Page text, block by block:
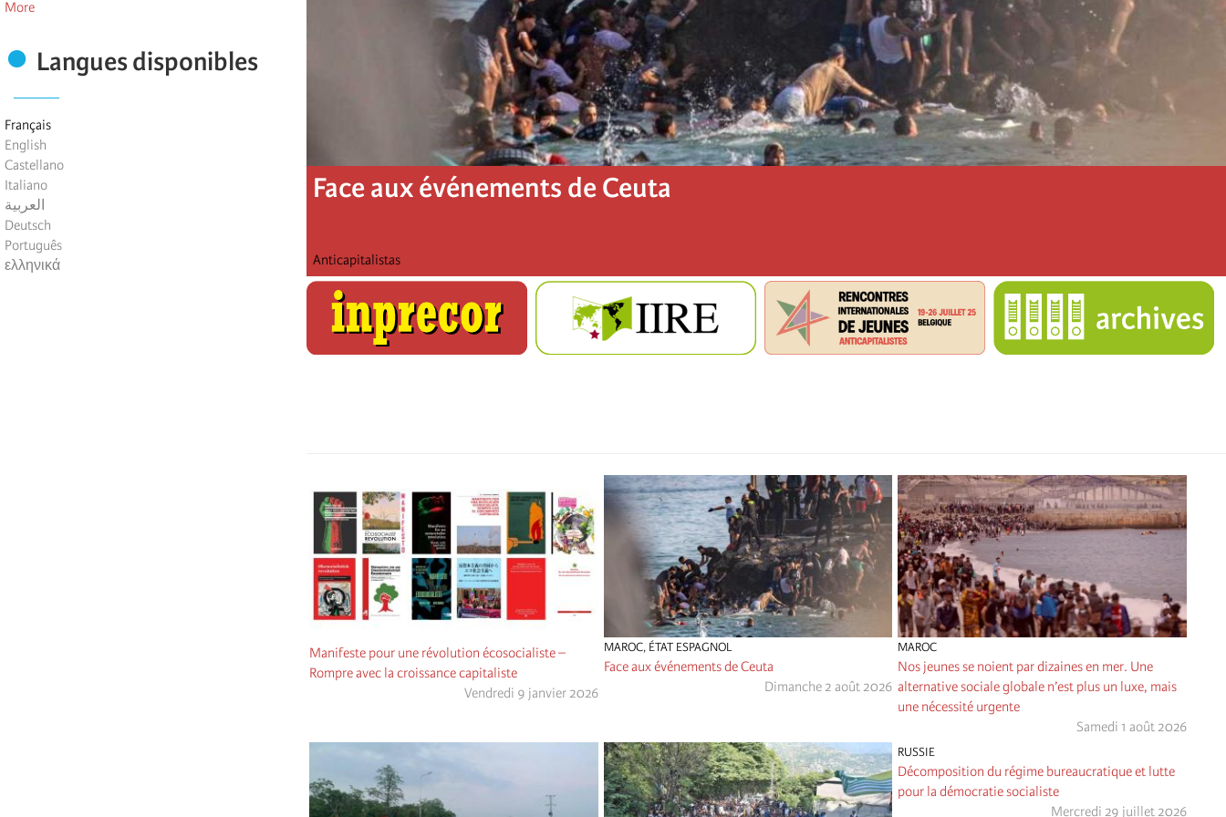
More
Langues disponibles
Français
English
Castellano
Italiano
العربية
Deutsch
Português
ελληνικά
Face aux événements de Ceuta
Anticapitalistas
Manifeste pour une révolution écosocialiste –
Rompre avec la croissance capitaliste
Vendredi 9 janvier 2026
MAROC, ÉTAT ESPAGNOL
Face aux événements de Ceuta
Dimanche 2 août 2026
MAROC
Nos jeunes se noient par dizaines en mer. Une
alternative sociale globale n’est plus un luxe, mais
une nécessité urgente
Samedi 1 août 2026
RUSSIE
Décomposition du régime bureaucratique et lutte
pour la démocratie socialiste
Mercredi 29 juillet 2026